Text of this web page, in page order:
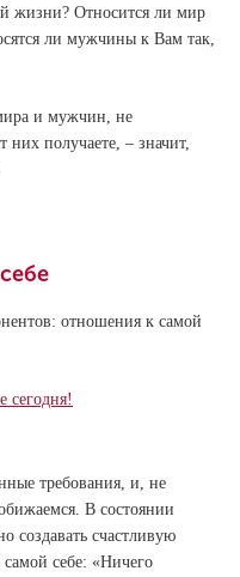
жизни? Относится ли мир
ли мужчины к Вам так,
и мужчин, не
них получаете, – значит,
отношения к самой
сегодня!
требования, и, не
В состоянии
создавать счастливую
себе: «Ничего